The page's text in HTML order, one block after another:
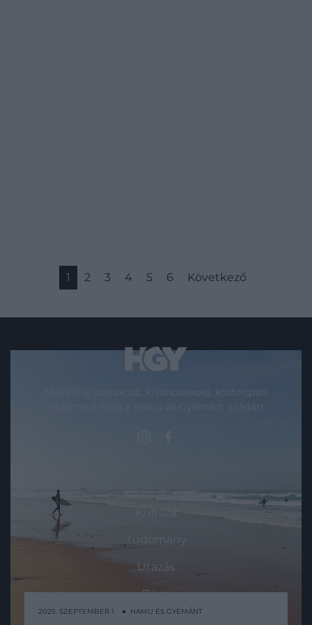
2025. SZEPTEMBER 1. ● HAMU ÉS GYÉMÁNT
1 2 3 4 5 6 Következő
Művelődj, szórakozz, kíváncsiskodj, kóstolgass
és ismerd meg a Hamu és Gyémánt világát!
Tudomány
Utazás
Pénz